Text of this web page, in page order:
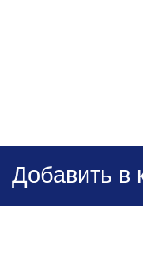
Добавить в